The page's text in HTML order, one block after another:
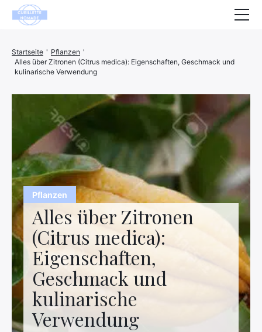
Pflanzen
Alles über Zitronen
(Citrus medica):
Eigenschaften,
Geschmack und
kulinarische
Verwendung
Startseite ' Pflanzen '
Alles über Zitronen (Citrus medica): Eigenschaften, Geschmack und
kulinarische Verwendung
Tiere
Dekoration
Wohlbefinden
Unternehmen
Finanzen
Hightech
Freizeit